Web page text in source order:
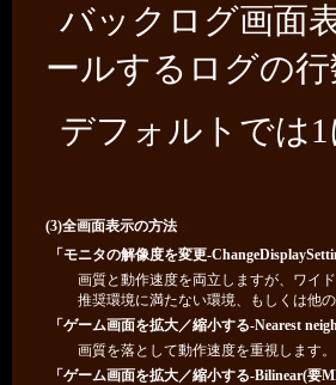
バックログ画面
ールするログの
デフォルトでは
(3)全画面表示の方法
「モニタの解像度を変更-
画質と動作速度を両立しますが、ワイ
推奨環境に満たない環境、もしくは他
「ゲーム画面を拡大／縮小する-Nearest
画質を落として動作速度を重視します。
「ゲーム画面を拡大／縮小する-Bilinear(要